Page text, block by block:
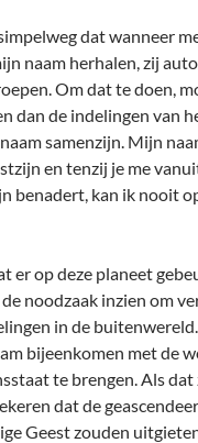
dat wanneer
naam herhalen, zij
Om dat te doen,
dan de indelingen van
samenzijn. Mijn
en tenzij je me
benadert, kan ik nooit
er op deze planeet
noodzaak inzien om
in de
bijeenkomen met de
te brengen. Als dat
dat de
Geest zouden